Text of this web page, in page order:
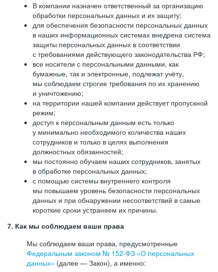
В компании назначен ответственный за организацию
обработки персональных данных и их защиту;
для обеспечения безопасности персональных данных
в наших информационных системах внедрена система
защиты персональных данных в соответствии
с требованиями действующего законодательства РФ;
все носители с персональными данными, как
бумажные, так и электронные, подлежат учёту,
мы соблюдаем строгие требования по их хранению
и уничтожению;
на территории нашей компании действует пропускной
режим;
доступ к персональным данным есть только
у минимально необходимого количества наших
сотрудников и только в целях выполнения
должностных обязанностей;
мы постоянно обучаем наших сотрудников, занятых
в обработке персональных данных;
с помощью системы внутреннего контроля
мы повышаем уровень безопасности персональных
данных и при обнаружении несоответствий в самые
короткие сроки устраняем их причины.
7. Как мы соблюдаем ваши права
Мы соблюдаем ваши права, предусмотренные
Федеральным законом № 152-ФЗ «О персональных
данных» (далее — Закон), а именно: